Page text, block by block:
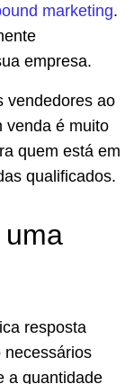
marketing.
empresa.
vendedores ao
venda é muito
quem está em
qualificados.
resposta
necessários
a quantidade